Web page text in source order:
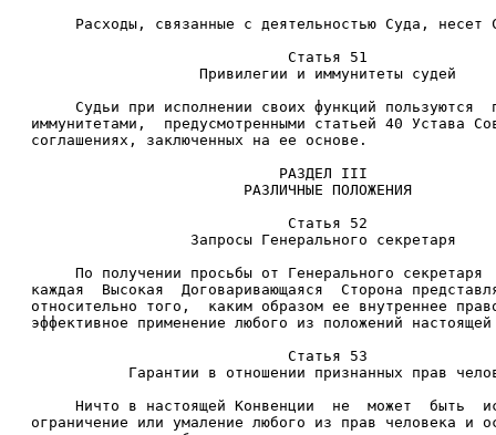
Расходы, связанные с деятельностью Суда, несет
                             Статья 51
                   Привилегии и иммунитеты судей
Судьи при исполнении своих функций пользуются
иммунитетами,  предусмотренными статьей 40 Устава
соглашениях, заключенных на ее основе.
                            РАЗДЕЛ III
                        РАЗЛИЧНЫЕ ПОЛОЖЕНИЯ
                             Статья 52
                  Запросы Генерального секретаря
По получении просьбы от Генерального секретаря
каждая  Высокая  Договаривающаяся  Сторона
относительно того,  каким образом ее внутреннее
эффективное применение любого из положений
                             Статья 53
Гарантии в отношении признанных прав
Ничто в настоящей Конвенции  не  может  быть
ограничение или умаление любого из прав человека и